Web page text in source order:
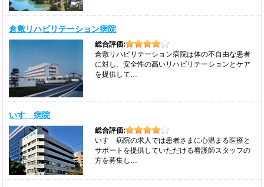
倉敷リハビリテーション病院
総合評価:
倉敷リハビリテーション病院は体の不自由な患者
に対し、安全性の高いリハビリテーションとケア
を提供して…
いすゞ病院
総合評価:
いすゞ病院の求人では患者さまに心温まる医療と
サポートを提供していただける看護師スタッフの
方を募集し…